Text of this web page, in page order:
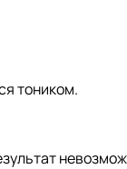
тоником.